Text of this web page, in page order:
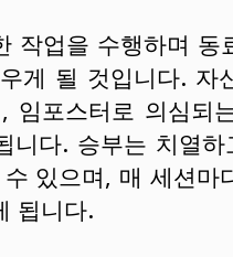
작업을 수행하며 동
게 될 것입니다. 자
임포스터로 의심되
니다. 승부는 치열
있으며, 매 세션마
됩니다.